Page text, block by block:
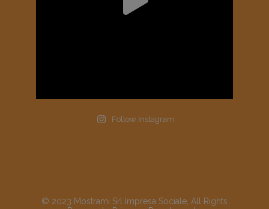
Follow Instagram
© 2023 Mostrami Srl Impresa Sociale, All Rights